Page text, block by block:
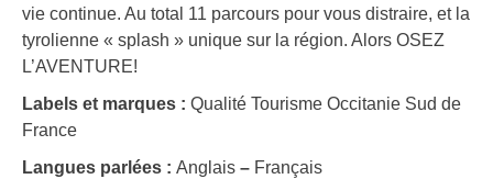
vie continue. Au total 11 parcours pour vous distraire, et la
tyrolienne « splash » unique sur la région. Alors OSEZ
L’AVENTURE!
Labels et marques : Qualité Tourisme Occitanie Sud de
France
Langues parlées : Anglais – Français